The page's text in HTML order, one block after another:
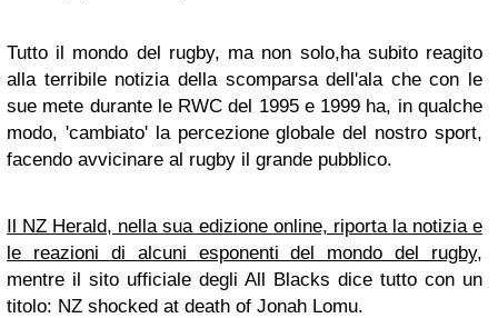
Tutto il mondo del rugby, ma non solo,ha subito reagito
alla terribile notizia della scomparsa dell'ala che con le
sue mete durante le RWC del 1995 e 1999 ha, in qualche
modo, 'cambiato' la percezione globale del nostro sport,
facendo avvicinare al rugby il grande pubblico.
Il NZ Herald, nella sua edizione online, riporta la notizia e
le reazioni di alcuni esponenti del mondo del rugby,
mentre il sito ufficiale degli All Blacks dice tutto con un
titolo: NZ shocked at death of Jonah Lomu.